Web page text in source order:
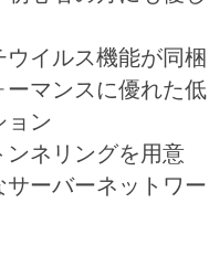
イルス機能が同梱
ーマンスに優れた
ョン
ンネリングを用意
サーバーネットワー